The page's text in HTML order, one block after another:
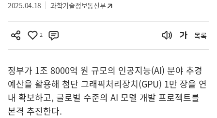
2025.04.18 과학기술정보통신부
2 목록
정부가 1조 8000억 원 규모의 인공지능(AI) 분야 추경
예산을 활용해 첨단 그래픽처리장치(GPU) 1만 장을 연
내 확보하고, 글로벌 수준의 AI 모델 개발 프로젝트를
본격 추진한다.